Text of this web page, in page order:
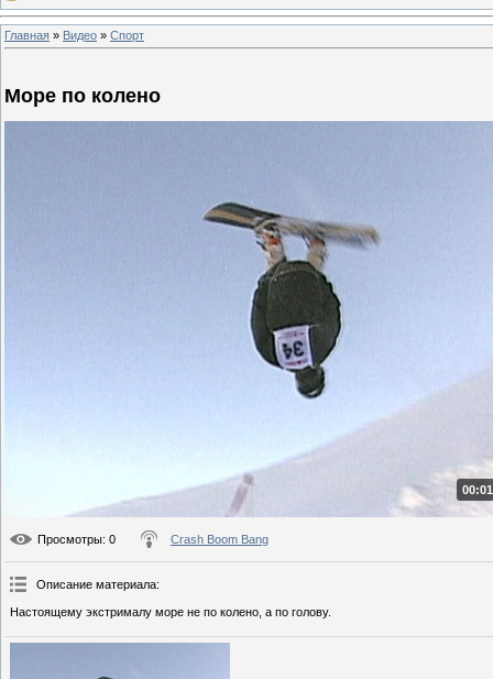
Главная » Видео » Спорт
Море по колено
Просмотры: 0 Crash Boom Bang
Описание материала:
Настоящему экстрималу море не по колено, а по голову.